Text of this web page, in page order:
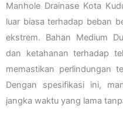
Manhole Drainase Kota
luar biasa terhadap beban
ekstrem. Bahan Medium
dan ketahanan terhadap
memastikan perlindungan
Dengan spesifikasi ini,
jangka waktu yang lama